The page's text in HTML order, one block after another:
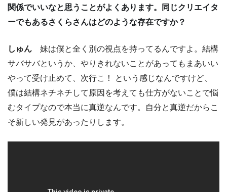
関係でいいなと思うことがよくあります。同じクリエイタ
ーでもあるさくらさんはどのような存在ですか？
しゅん 妹は僕と全く別の視点を持ってるんですよ。結構
サバサバというか、やりきれないことがあってもまあいい
やって受け止めて、次行こ！ という感じなんですけど、
僕は結構ネチネチして原因を考えても仕方がないことで悩
むタイプなので本当に真逆なんです。自分と真逆だからこ
そ新しい発見があったりします。